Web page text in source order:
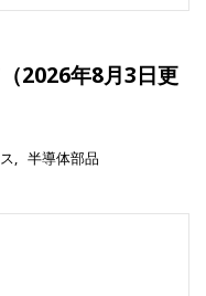
2026年8月3日更
半導体部品